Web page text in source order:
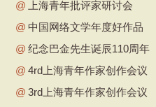
@
上海青年批评家研讨会
@ 中国网络文学年度好作品
@ 纪念巴金先生诞辰110周年
@ 4rd上海青年作家创作会议
@ 3rd上海青年作家创作会议